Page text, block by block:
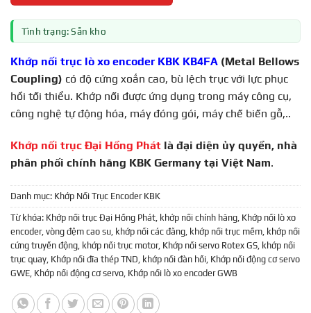
Tình trạng: Sẵn kho
Khớp nối trục lò xo encoder KBK KB4FA (Metal Bellows
Coupling) có độ cứng xoắn cao, bù lệch trục với lực phục
hồi tối thiểu. Khớp nối được ứng dụng trong máy công cụ,
công nghệ tự động hóa, máy đóng gói, máy chế biến gỗ,..
Khớp nối trục Đại Hồng Phát là đại diện ủy quyền, nhà
phân phối chính hãng KBK Germany tại Việt Nam.
Danh mục: Khớp Nối Trục Encoder KBK
Từ khóa: Khớp nối trục Đại Hồng Phát, khớp nối chính hãng, Khớp nối lò xo
encoder, vòng đệm cao su, khớp nối các đăng, khớp nối trục mềm, khớp nối
cứng truyền động, khớp nối trục motor, Khớp nối servo Rotex GS, khớp nối
trục quay, Khớp nối đĩa thép TND, khớp nối đàn hồi, Khớp nối động cơ servo
GWE, Khớp nối động cơ servo, Khớp nối lò xo encoder GWB